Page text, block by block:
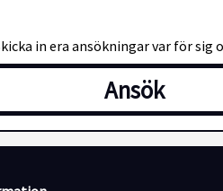
in era ansökningar var för
dig som vill arbeta
län.
Ansök